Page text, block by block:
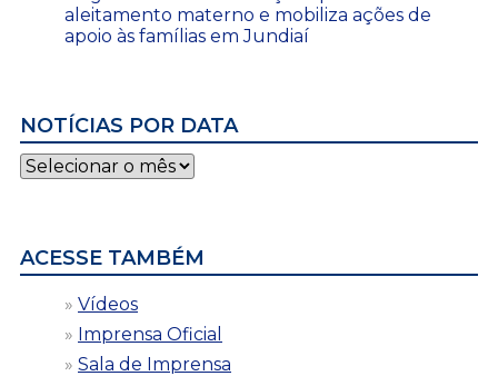
aleitamento materno e mobiliza ações de
apoio às famílias em Jundiaí
NOTÍCIAS POR DATA
Notícias
por
ACESSE TAMBÉM
Vídeos
Imprensa Oficial
Sala de Imprensa